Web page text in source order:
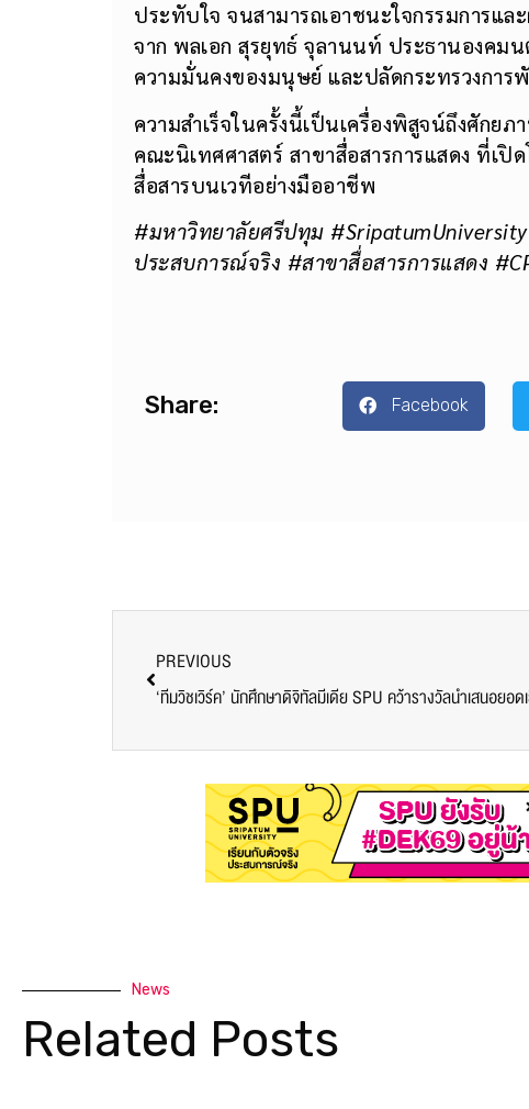
ประทับใจ จนสามารถเอาชนะใจกรรมการแ
จาก พลเอก สุรยุทธ์ จุลานนท์ ประธานองคม
ความมั่นคงของมนุษย์ และปลัดกระทรวงกา
ความสำเร็จในครั้งนี้เป็นเครื่องพิสูจน์ถึงศักย
คณะนิเทศศาสตร์ สาขาสื่อสารการแสดง ที่เ
สื่อสารบนเวทีอย่างมืออาชีพ
#มหาวิทยาลัยศรีปทุม
ประสบการณ์จริง #สาขาสื่อสารการแสดง
Share: Facebook
PREVIOUS
News
Related Posts